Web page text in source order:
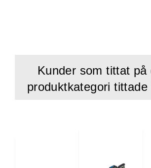
Kunder som tittat på
produktkategori tittade